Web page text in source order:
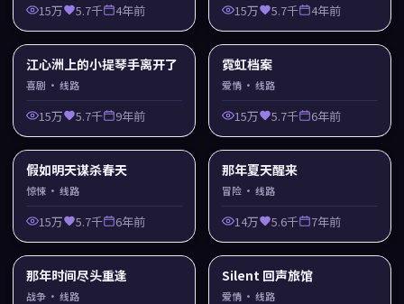
15万 5.7千 4年前 15万 5.7千 4年前
江心洲上的小提琴手离开了
喜剧 · 线路
15万 5.7千 9年前
霓虹档案
爱情 · 线路
15万 5.7千 6年前
假如明天谋杀春天
惊悚 · 线路
15万 5.7千 6年前
那年夏天醒来
冒险 · 线路
14万 5.6千 7年前
那年时间尽头重逢
战争 · 线路
Silent 回声旅馆
爱情 · 线路